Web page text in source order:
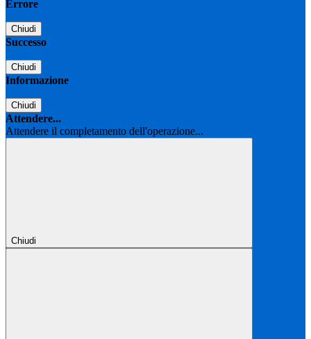
Errore
Chiudi
Successo
Chiudi
Informazione
Chiudi
Attendere...
Attendere il completamento dell'operazione...
Chiudi